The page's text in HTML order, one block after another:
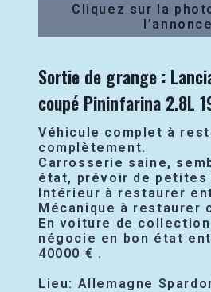
Cliquez sur la
l’annonce
Sortie de grange :
coupé Pininfarina 2.8L
Véhicule complet à
complètement.
Carrosserie saine,
état, prévoir de petites
Intérieur à restaurer
Mécanique à restaurer
En voiture de
négocie en bon état
40000 € .
Lieu: Allemagne